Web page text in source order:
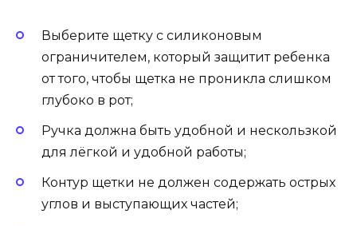
Выберите щетку с силиконовым
ограничителем, который защитит ребенка
от того, чтобы щетка не проникла слишком
глубоко в рот;
Ручка должна быть удобной и нескользкой
для лёгкой и удобной работы;
Контур щетки не должен содержать острых
углов и выступающих частей;